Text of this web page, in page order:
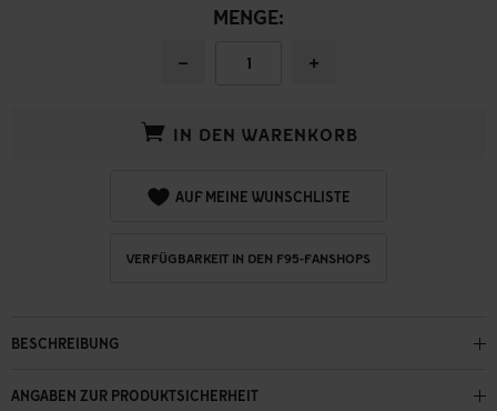
MENGE:
− +
IN DEN WARENKORB
AUF MEINE WUNSCHLISTE
VERFÜGBARKEIT IN DEN F95-FANSHOPS
BESCHREIBUNG
ANGABEN ZUR PRODUKTSICHERHEIT